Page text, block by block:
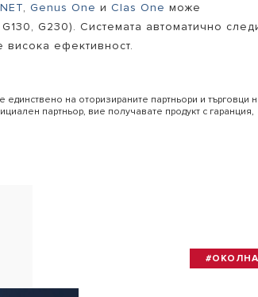
,Genus One иClas One може
G230). Системата автоматично
висока ефективност.
на оторизираните партньори и търговци
партньор, вие получавате продукт с гаранция,